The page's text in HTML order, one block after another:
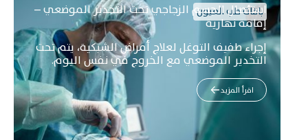
استئصال الجسم الزجاجي تحت التخدير الموضعي –
إقامة نهارية
إجراء طفيف التوغل لعلاج أمراض الشبكية، يتم تحت
التخدير الموضعي مع الخروج في نفس اليوم.
اقرأ المزيد
باقات طب العيون